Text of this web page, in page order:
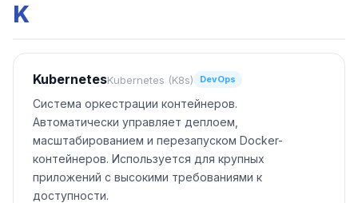
K
KubernetesKubernetes (K8s) DevOps
Система оркестрации контейнеров.
Автоматически управляет деплоем,
масштабированием и перезапуском Docker-
контейнеров. Используется для крупных
приложений с высокими требованиями к
доступности.